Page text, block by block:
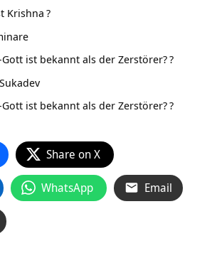
Krishna ?
ist bekannt als der Zerstörer??
ist bekannt als der Zerstörer??
Share on X
WhatsApp Email